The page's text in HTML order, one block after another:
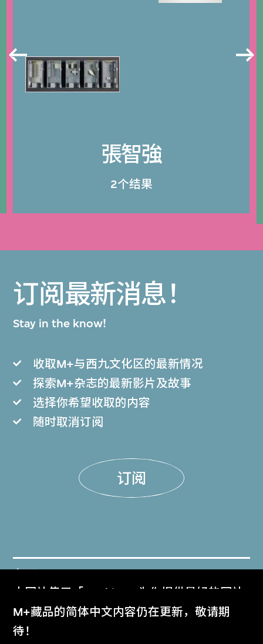
本网站使用「Cookies」为你提供最好的网站
体验。
了解更多
M+藏品的简体中文内容仍在更新，敬请期
待！
張智強
2个结果
订阅最新消息！
Stay in the know!
收取M+与西九文化区的最新情况
探索M+杂志的最新影片及故事
选择你希望收取的内容
随时取消订阅
订阅
门票
Get Tickets